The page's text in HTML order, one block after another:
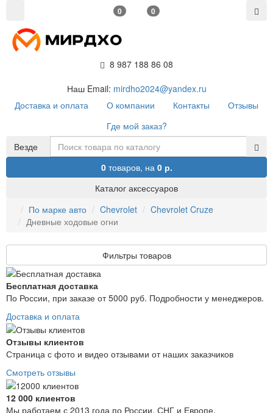
0 0
8 987 188 86 08
Наш Email: mirdho2024@yandex.ru
Доставка и оплата
О компании Контакты
Отзывы
Где мой заказ?
Везде
0товаров, на 0 р.
Каталог аксессуаров
По марке авто
Chevrolet
Chevrolet Cruze
Дневные ходовые огни
Фильтры товаров
Бесплатная доставка
По России, при заказе от 5000 руб. Подробности у менеджеров.
Доставка и оплата
Отзывы клиентов
Страница с фото и видео отзывами от наших заказчиков
Смотреть отзывы
12 000 клиентов
Мы работаем с 2013 года по России, СНГ и Европе.